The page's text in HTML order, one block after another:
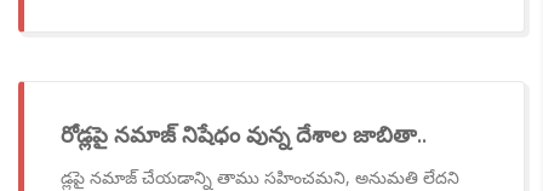
రోడ్లపై నమాజ్ నిషేధం వున్న దేశాల జాబితా..
డ్లపై నమాజ్ చేయడాన్ని తాము సహించమని, అనుమతి లేదని